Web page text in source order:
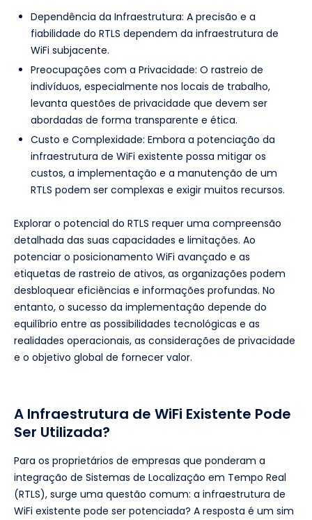
Dependência da Infraestrutura: A precisão e a
fiabilidade do RTLS dependem da infraestrutura de
WiFi subjacente.
Preocupações com a Privacidade: O rastreio de
indivíduos, especialmente nos locais de trabalho,
levanta questões de privacidade que devem ser
abordadas de forma transparente e ética.
Custo e Complexidade: Embora a potenciação da
infraestrutura de WiFi existente possa mitigar os
custos, a implementação e a manutenção de um
RTLS podem ser complexas e exigir muitos recursos.
Explorar o potencial do RTLS requer uma compreensão
detalhada das suas capacidades e limitações. Ao
potenciar o posicionamento WiFi avançado e as
etiquetas de rastreio de ativos, as organizações podem
desbloquear eficiências e informações profundas. No
entanto, o sucesso da implementação depende do
equilíbrio entre as possibilidades tecnológicas e as
realidades operacionais, as considerações de privacidade
e o objetivo global de fornecer valor.
A Infraestrutura de WiFi Existente Pode
Ser Utilizada?
Para os proprietários de empresas que ponderam a
integração de Sistemas de Localização em Tempo Real
(RTLS), surge uma questão comum: a infraestrutura de
WiFi existente pode ser potenciada? A resposta é um sim